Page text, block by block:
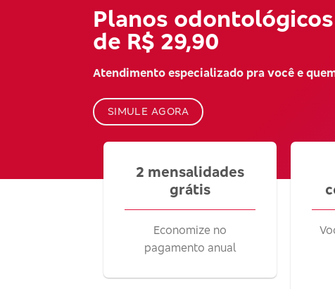
Planos
de R$ 29,90
Atendimento especializado pra você e
SIMULE AGORA
2 mensalidades
grátis
Economize no
pagamento anual